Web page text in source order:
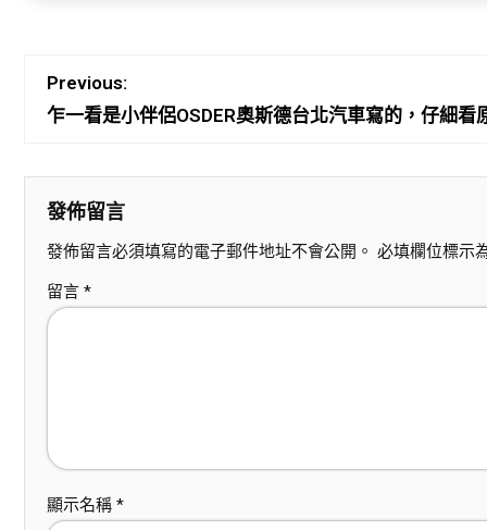
Previous:
乍一看是小伴侶OSDER奧斯德台北汽車寫的，仔細
發佈留言
發佈留言必須填寫的電子郵件地址不會公開。 必填欄位標示
留言 *
顯示名稱 *